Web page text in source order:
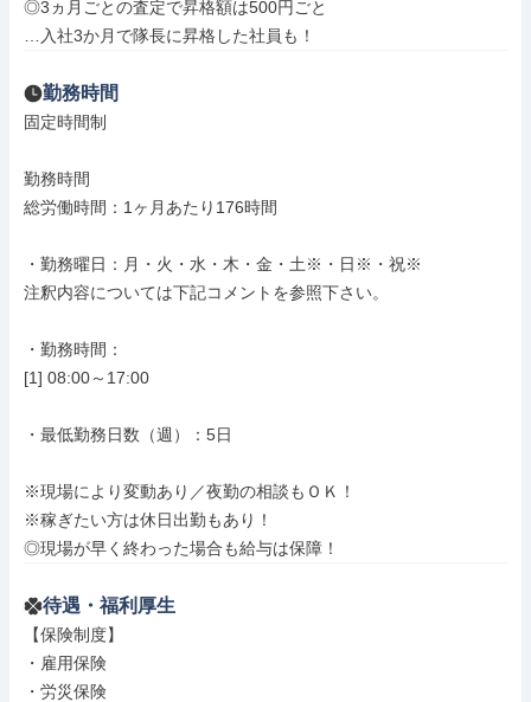
◎3ヵ月ごとの査定で昇格額は500円ごと
…入社3か月で隊長に昇格した社員も！
勤務時間
固定時間制
勤務時間
総労働時間：1ヶ月あたり176時間
・勤務曜日：月・火・水・木・金・土※・日※・祝※
注釈内容については下記コメントを参照下さい。
・勤務時間：
[1] 08:00～17:00
・最低勤務日数（週）：5日
※現場により変動あり／夜勤の相談もＯＫ！
※稼ぎたい方は休日出勤もあり！
◎現場が早く終わった場合も給与は保障！
待遇・福利厚生
【保険制度】
・雇用保険
・労災保険